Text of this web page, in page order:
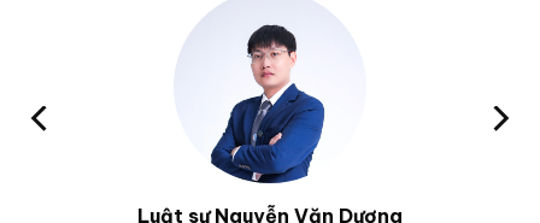
Luật sư Nguyễn Văn Dương